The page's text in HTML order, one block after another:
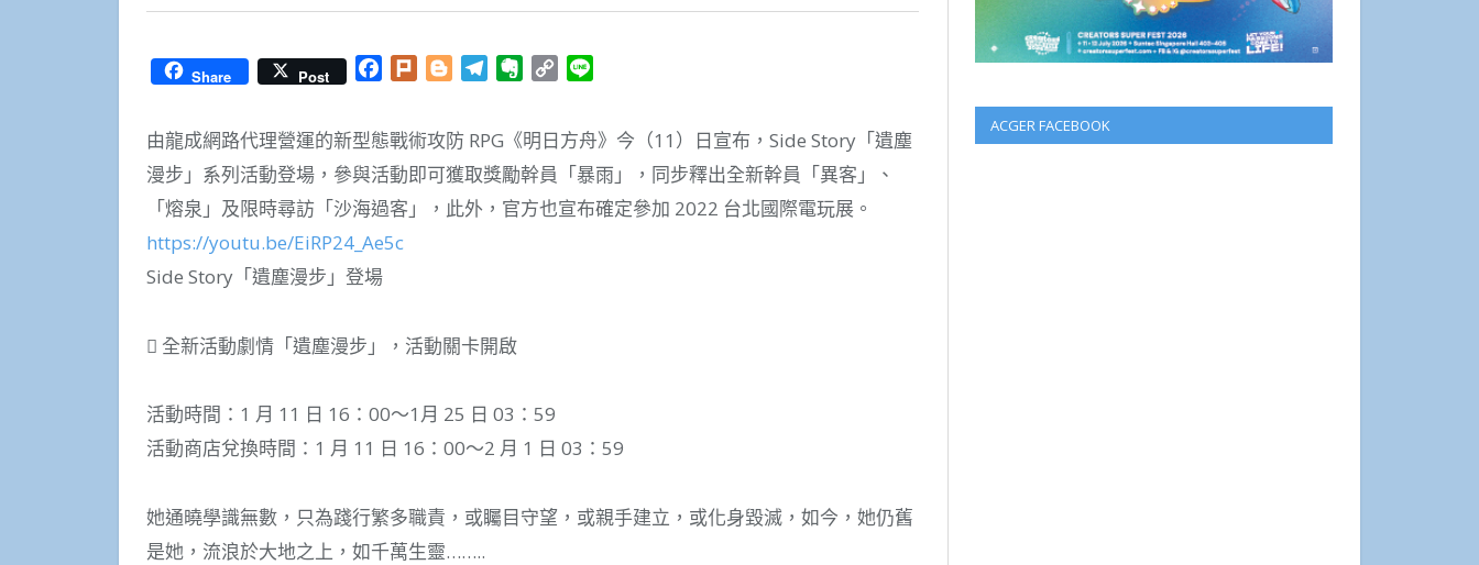
Share Post Facebook
Plurk BloggerTelegramEvernote
Copy
由龍成網路代理營運的新型態戰術攻防 RPG《明日方舟》今（11）日宣布，Side Story「遺塵
漫步」系列活動登場，參與活動即可獲取獎勵幹員「暴雨」，同步釋出全新幹員「異客」、
「熔泉」及限時尋訪「沙海過客」，此外，官方也宣布確定參加 2022 台北國際電玩展。
https://youtu.be/EiRP24_Ae5c
Side Story「遺塵漫步」登場
 全新活動劇情「遺塵漫步」，活動關卡開啟
活動時間：1 月 11 日 16：00～1月 25 日 03：59
活動商店兌換時間：1 月 11 日 16：00～2 月 1 日 03：59
她通曉學識無數，只為踐行繁多職責，或矚目守望，或親手建立，或化身毀滅，如今，她仍舊
是她，流浪於大地之上，如千萬生靈……..
ACGER FACEBOOK